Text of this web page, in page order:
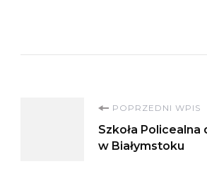
Nawigacja
wpisu
POPRZEDNI WPIS
Szkoła Policealna
w Białymstoku